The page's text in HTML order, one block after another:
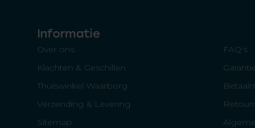
Informatie
Over ons
FAQ's
Klachten & Geschillen
Thuiswinkel Waarborg
Verzending & Levering
Sitemap